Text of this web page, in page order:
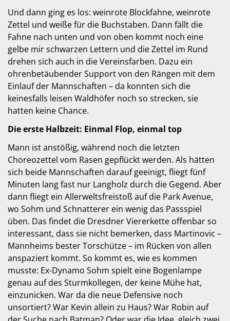
Und dann ging es los: weinrote Blockfahne, weinrote
Zettel und weiße für die Buchstaben. Dann fällt die
Fahne nach unten und von oben kommt noch eine
gelbe mir schwarzen Lettern und die Zettel im Rund
drehen sich auch in die Vereinsfarben. Dazu ein
ohrenbetäubender Support von den Rängen mit dem
Einlauf der Mannschaften – da konnten sich die
keinesfalls leisen Waldhöfer noch so strecken, sie
hatten keine Chance.
Die erste Halbzeit: Einmal Flop, einmal top
Mann ist anstößig, während noch die letzten
Choreozettel vom Rasen gepflückt werden. Als hätten
sich beide Mannschaften darauf geeinigt, fliegt fünf
Minuten lang fast nur Langholz durch die Gegend. Aber
dann fliegt ein Allerweltsfreistoß auf die Park Avenue,
wo Sohm und Schnatterer ein wenig das Passspiel
üben. Das findet die Dresdner Viererkette offenbar so
interessant, dass sie nicht bemerken, dass Martinovic –
Mannheims bester Torschütze – im Rücken von allen
anspaziert kommt. So kommt es, wie es kommen
musste: Ex-Dynamo Sohm spielt eine Bogenlampe
genau auf des Sturmkollegen, der keine Mühe hat,
einzunicken. War da die neue Defensive noch
unsortiert? War Kevin allein zu Haus? War Robin auf